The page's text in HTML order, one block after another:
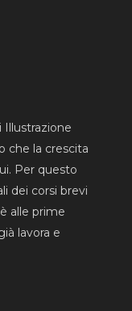
Illustrazione
che la crescita
Per questo
dei corsi brevi
alle prime
lavora e